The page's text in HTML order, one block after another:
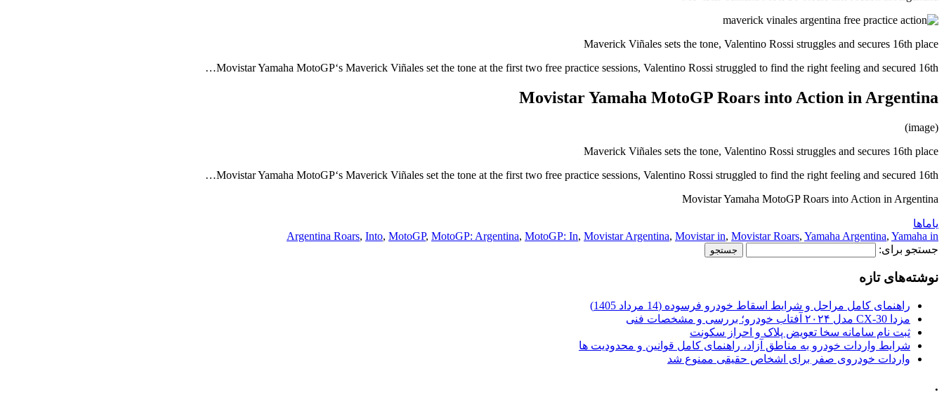
Maverick Viñales sets the tone, Valentino Rossi struggles and secures 16th place
Movistar Yamaha MotoGP‘s Maverick Viñales set the tone at the first two free practice sessions, Valentino Rossi struggled to find the right feeling and secured 16th…
Movistar Yamaha MotoGP Roars into Action in Argentina
(image)
Maverick Viñales sets the tone, Valentino Rossi struggles and secures 16th place
Movistar Yamaha MotoGP‘s Maverick Viñales set the tone at the first two free practice sessions, Valentino Rossi struggled to find the right feeling and secured 16th…
Movistar Yamaha MotoGP Roars into Action in Argentina
یاماها
Argentina Roars, Into, MotoGP, MotoGP: Argentina, MotoGP: In, Movistar Argentina, Movistar in, Movistar Roars, Yamaha Argentina, Yamaha in
جستجو برای:
نوشته‌های تازه
راهنمای کامل مراحل و شرایط اسقاط خودرو فرسوده (14 مرداد 1405)
مزدا CX-30 مدل ۲۰۲۴ آفتاب خودرو؛ بررسی و مشخصات فنی
ثبت نام سامانه سخا تعویض پلاک و احراز سکونت
شرایط واردات خودرو به مناطق آزاد، راهنمای کامل قوانین و محدودیت ها
واردات خودروی صفر برای اشخاص حقیقی ممنوع شد
.